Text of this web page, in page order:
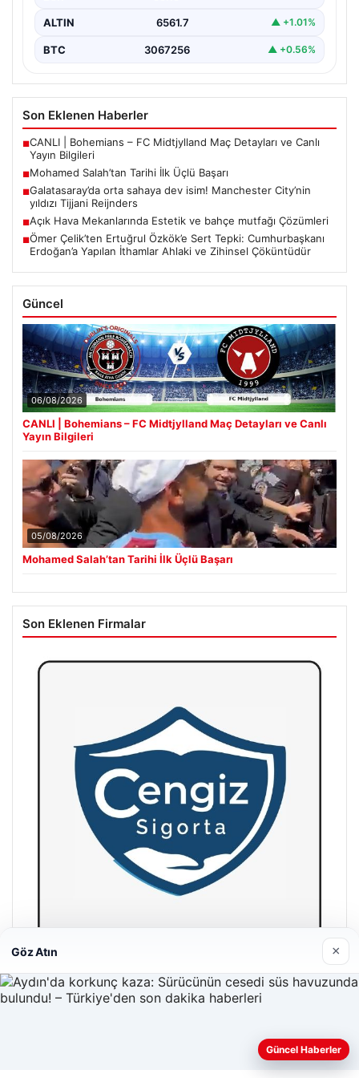
ALTIN 6561.7 ▲ +1.01%
BTC 3067256 ▲ +0.56%
Son Eklenen Haberler
■CANLI | Bohemians – FC Midtjylland Maç Detayları ve Canlı
Yayın Bilgileri
■Mohamed Salah’tan Tarihi İlk Üçlü Başarı
■Galatasaray’da orta sahaya dev isim! Manchester City’nin
yıldızı Tijjani Reijnders
■Açık Hava Mekanlarında Estetik ve bahçe mutfağı Çözümleri
■Ömer Çelik’ten Ertuğrul Özkök’e Sert Tepki: Cumhurbaşkanı
Erdoğan’a Yapılan İthamlar Ahlaki ve Zihinsel Çöküntüdür
Güncel
06/08/2026
CANLI | Bohemians – FC Midtjylland Maç Detayları ve Canlı
Yayın Bilgileri
05/08/2026
Mohamed Salah’tan Tarihi İlk Üçlü Başarı
Son Eklenen Firmalar
Hastaş Beton
26/05/2026
Göz Atın ×
Güncel Haberler